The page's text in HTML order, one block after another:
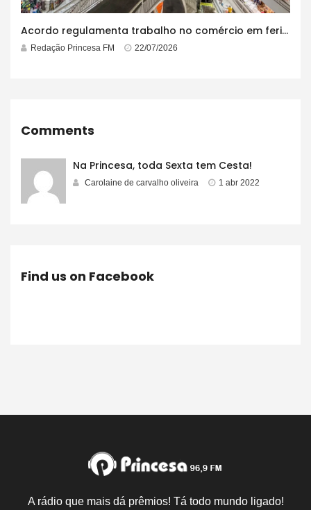
Acordo regulamenta trabalho no comércio em feriados
Redação Princesa FM 22/07/2026
Comments
Na Princesa, toda Sexta tem Cesta!
Carolaine de carvalho oliveira 1 abr 2022
Find us on Facebook
A rádio que mais dá prêmios! Tá todo mundo ligado!